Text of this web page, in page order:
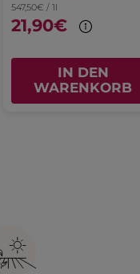
547,50€ / 1l
21,90€
IN DEN
WARENKORB